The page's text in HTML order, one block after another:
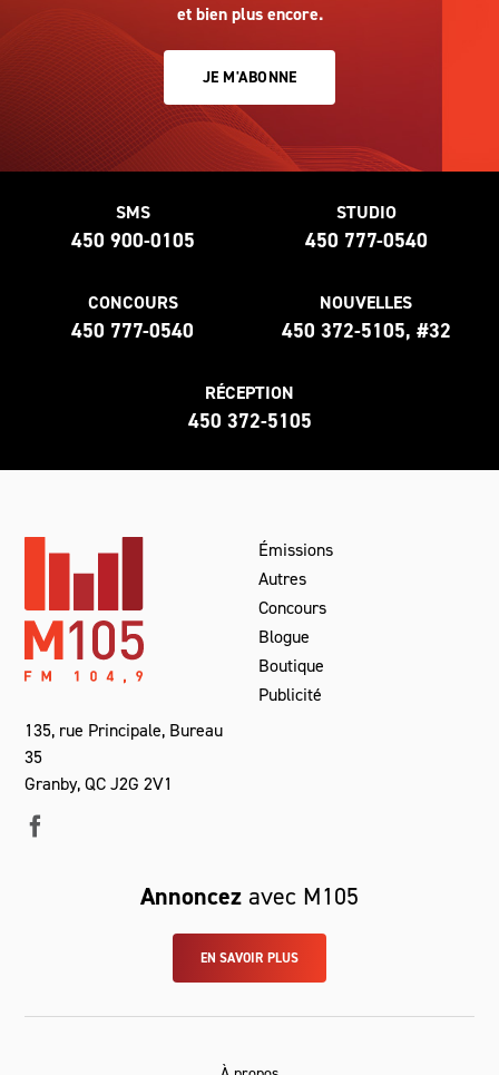
et bien plus encore.
JE M'ABONNE
SMS
450 900-0105
STUDIO
450 777-0540
CONCOURS
450 777-0540
NOUVELLES
450 372-5105, #32
RÉCEPTION
450 372-5105
135, rue Principale, Bureau
35
Granby, QC J2G 2V1
Émissions
Autres
Concours
Blogue
Boutique
Publicité
Annoncez avec M105
EN SAVOIR PLUS